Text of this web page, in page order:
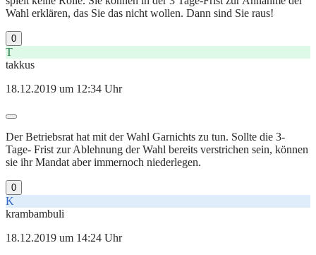
Wahl erklären, das Sie das nicht wollen. Dann sind Sie raus!
0
T
takkus
18.12.2019 um 12:34 Uhr
Der Betriebsrat hat mit der Wahl Garnichts zu tun. Sollte die 3-
Tage- Frist zur Ablehnung der Wahl bereits verstrichen sein, können
sie ihr Mandat aber immernoch niederlegen.
0
K
krambambuli
18.12.2019 um 14:24 Uhr